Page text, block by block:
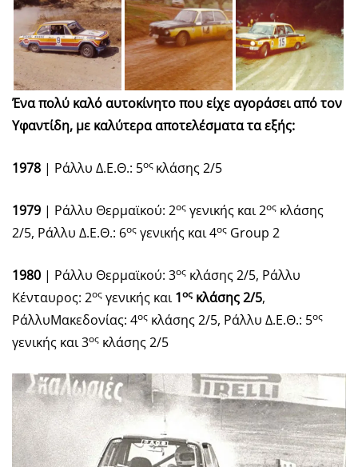
Ένα πολύ καλό αυτοκίνητο που είχε αγοράσει από τον
Υφαντίδη, με καλύτερα αποτελέσματα τα εξής:
1978 | Ράλλυ Δ.Ε.Θ.: 5ος κλάσης 2/5
1979 | Ράλλυ Θερμαϊκού: 2ος γενικής και 2ος κλάσης
2/5, Ράλλυ Δ.Ε.Θ.: 6ος γενικής και 4ος Group 2
1980 | Ράλλυ Θερμαϊκού: 3ος κλάσης 2/5, Ράλλυ
Κένταυρος: 2ος γενικής και1ος κλάσης 2/5,
ΡάλλυΜακεδονίας: 4ος κλάσης 2/5, Ράλλυ Δ.Ε.Θ.: 5ος
γενικής και 3ος κλάσης 2/5